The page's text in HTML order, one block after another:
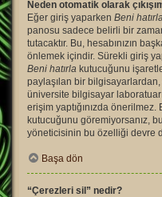
Neden otomatik olarak
Eğer giriş yaparken Beni
panosu sadece belirli bir
tutacaktır. Bu, hesabınızın
önlemek içindir. Sürekli giriş
Beni hatırla kutucuğunu
paylaşılan bir
üniversite bilgisayar
erişim yaptığınızda önerilmez.
kutucuğunu göremiyorsanız,
yöneticisinin bu özelliği devre
Başa dön
“Çerezleri sil” nedir?